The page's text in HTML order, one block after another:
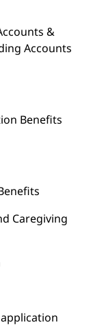
&
Accounts
Benefits
Caregiving